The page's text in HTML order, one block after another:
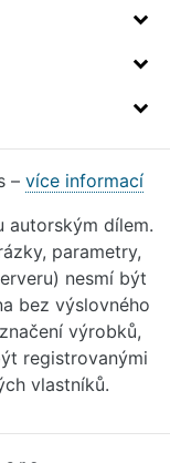
– více informací
autorským dílem.
parametry,
nesmí být
bez výslovného
výrobků,
registrovanými
vlastníků.